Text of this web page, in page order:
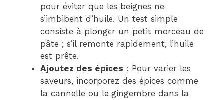
pour éviter que les beignes ne
s’imbibent d’huile. Un test simple
consiste à plonger un petit morceau de
pâte ; s’il remonte rapidement, l’huile
est prête.
Ajoutez des épices : Pour varier les
saveurs, incorporez des épices comme
la cannelle ou le gingembre dans la